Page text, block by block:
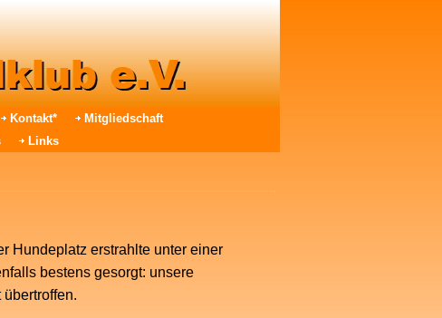
Kontakt*
Mitgliedschaft
Links
Hundeplatz erstrahlte unter einer
bestens gesorgt: unsere